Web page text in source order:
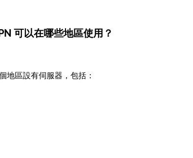
可以在哪些地區使用？
地區設有伺服器，包括：